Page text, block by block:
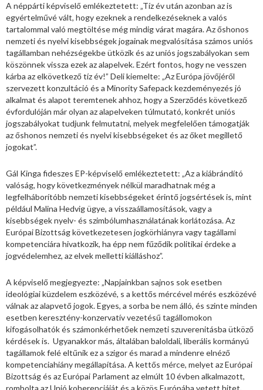
A néppárti képviselő emlékeztetett: „Tíz év után azonban az is
egyértelművé vált, hogy ezeknek a rendelkezéseknek a valós
tartalommal való megtöltése még mindig várat magára. Az őshonos
nemzeti és nyelvi kisebbségek jogainak megvalósítása számos uniós
tagállamban nehézségekbe ütközik és az uniós jogszabályokan sem
köszönnek vissza ezek az alapelvek. Ezért fontos, hogy ne vesszen
kárba az elkövetkező tíz év!” Deli kiemelte: „Az Európa jövőjéről
szervezett konzultáció és a Minority Safepack kezdeményezés jó
alkalmat és alapot teremtenek ahhoz, hogy a Szerződés következő
évfordulóján már olyan az alapelveken túlmutató, konkrét uniós
jogszabályokat tudjunk felmutatni, melyek megfelelően támogatják
az őshonos nemzeti és nyelvi kisebbségeket és az őket megillető
jogokat”.
Gál Kinga fideszes EP-képviselő emlékeztetett: „Az a kiábrándító
valóság, hogy következmények nélkül maradhatnak még a
legfelháborítóbb nemzeti kisebbségeket érintő jogsértések is, mint
például Malina Hedvig ügye, a visszaállamosítások, vagy a
kisebbségek nyelv- és szimbólumhasználatának korlátozása. Az
Európai Bizottság következetesen jogkörhiányra vagy tagállami
kompetenciára hivatkozik, ha épp nem fűződik politikai érdeke a
jogvédelemhez, az elvek melletti kiálláshoz”.
A képviselő megjegyezte: „Napjainkban sajnos sok esetben
ideológiai küzdelem eszközévé, s a kettős mércével mérés eszközévé
válnak az alapvető jogok. Egyes, a sorba be nem álló, és szinte minden
esetben keresztény-konzervatív vezetésű tagállomokon
kifogásolhatók és számonkérhetőek nemzeti szuverenitásba ütköző
kérdések is. Ugyanakkor más, általában baloldali, liberális kormányú
tagállamok felé eltűnik ez a szigor és marad a mindenre elnéző
kompetenciahiány megállapítása. A kettős mérce, melyet az Európai
Bizottság és az Európai Parlament az elmúlt 10 évben alkalmazott,
rombolta az Unió koherenciáját és a közös Európába vetett hitet.